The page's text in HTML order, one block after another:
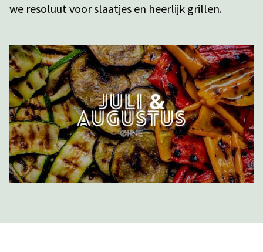
we resoluut voor slaatjes en heerlijk grillen.